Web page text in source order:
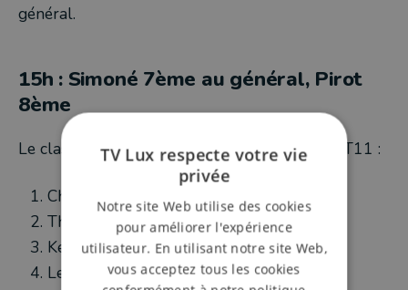
général.
15h : Simoné 7ème au général, Pirot
8ème
Le classement général des Legend après la RT11 :
Cherain
Thiry
Kenis
Lefebvre
TV Lux respecte votre vie
privée
Notre site Web utilise des cookies
pour améliorer l'expérience
utilisateur. En utilisant notre site Web,
vous acceptez tous les cookies